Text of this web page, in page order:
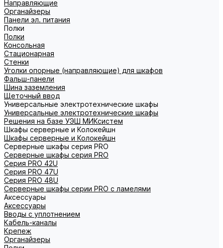
Направляющие
Органайзеры
Панели эл. питания
Полки
Полки
Консольная
Стационарная
Стенки
Уголки опорные (направляющие) для шкафов
Фальш-панели
Шина заземления
Щеточный ввод
Универсальные электротехнические шкафы
Универсальные электротехнические шкафы
Решения на базе УЭШ МИКсистем
Шкафы серверные и Колокейшн
Шкафы серверные и Колокейшн
Серверные шкафы серия PRO
Серверные шкафы серия PRO
Серия PRO 42U
Серия PRO 47U
Серия PRO 48U
Серверные шкафы серии PRO с ламелями
Аксессуары
Аксессуары
Вводы с уплотнением
Кабель-каналы
Крепеж
Органайзеры